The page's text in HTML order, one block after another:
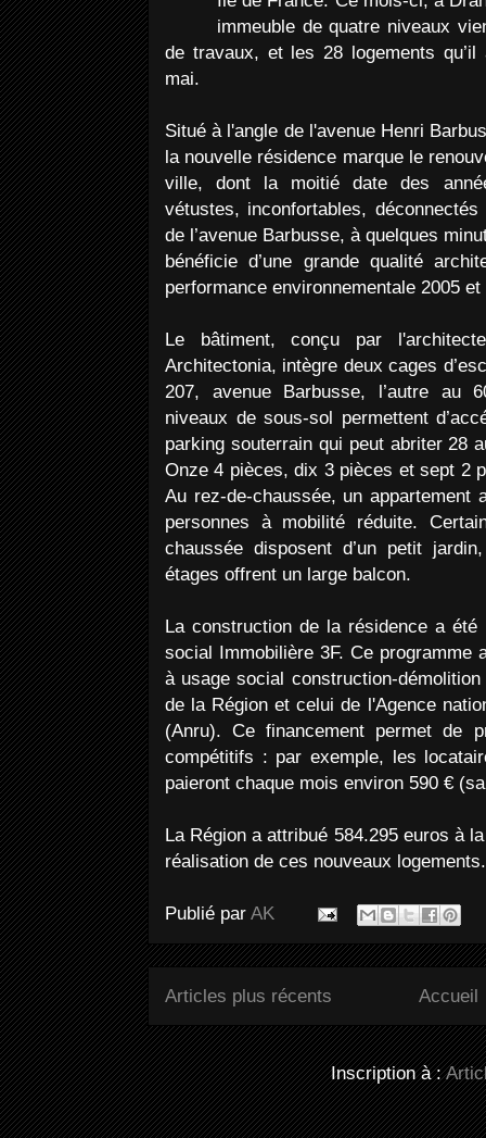
immeuble de quatre niveaux
de travaux, et les 28 logements
mai.
Situé à l'angle de l'avenue Henri
la nouvelle résidence marque le
ville, dont la moitié date des
vétustes, inconfortables,
de l’avenue Barbusse, à quelques
bénéficie d’une grande qualité
performance environnementale 2005
Le bâtiment, conçu par
Architectonia, intègre deux cages
207, avenue Barbusse, l’autre au
niveaux de sous-sol permettent
parking souterrain qui peut abriter 28
Onze 4 pièces, dix 3 pièces et sept 2
Au rez-de-chaussée, un appartement
personnes à mobilité réduite.
chaussée disposent d’un petit
étages offrent un large balcon.
La construction de la résidence a
social Immobilière 3F. Ce programme
à usage social construction-
de la Région et celui de l'Agence
(Anru). Ce financement permet de
compétitifs : par exemple, les
paieront chaque mois environ 590 €
La Région a attribué 584.295 euros à
réalisation de ces nouveaux logements.
Publié par AK
Articles plus récents Accueil
Inscription à :